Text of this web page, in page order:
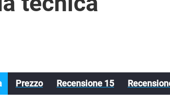
Prezzo Recensione 15